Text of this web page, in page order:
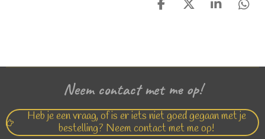
D
D
S
D
Neem contact met me op!
Heb je een vraag, of is er iets niet goed gegaan met je
bestelling? Neem contact met me op!